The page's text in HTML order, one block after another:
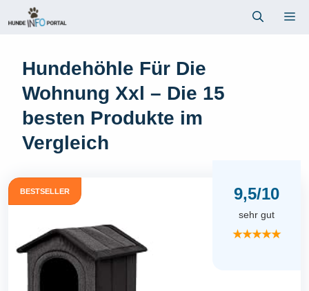
Inhalt
Hundehöhle Für Die
Wohnung Xxl – Die 15
besten Produkte im
Vergleich
BESTSELLER 9,5/10
sehr gut
★★★★★